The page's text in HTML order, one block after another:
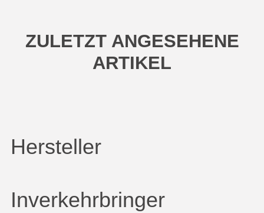
ZULETZT ANGESEHENE
ARTIKEL
Hersteller
Inverkehrbringer